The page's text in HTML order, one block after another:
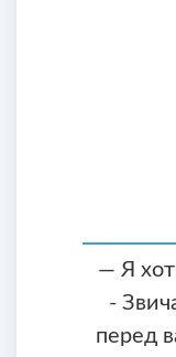
— Я
-
перед